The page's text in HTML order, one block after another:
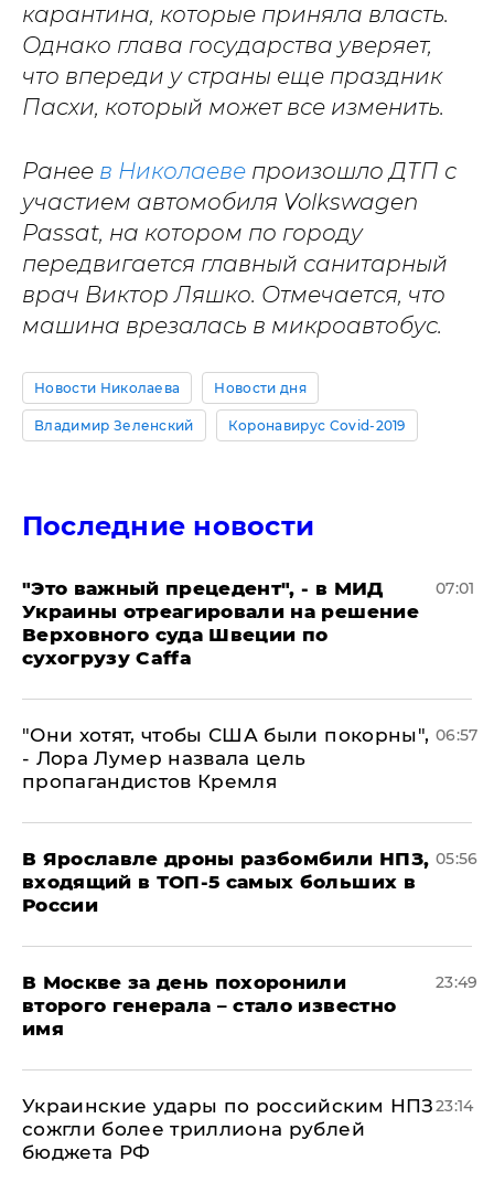
карантина, которые приняла власть.
Однако глава государства уверяет,
что впереди у страны еще праздник
Пасхи, который может все изменить.
Ранее в Николаеве произошло ДТП с
участием автомобиля Volkswagen
Passat, на котором по городу
передвигается главный санитарный
врач Виктор Ляшко. Отмечается, что
машина врезалась в микроавтобус.
Новости Николаева Новости дня
Владимир Зеленский Коронавирус Covid-2019
Последние новости
"Это важный прецедент", - в МИД
Украины отреагировали на решение
Верховного суда Швеции по
сухогрузу Caffa
07:01
"Они хотят, чтобы США были покорны",
- Лора Лумер назвала цель
пропагандистов Кремля
06:57
В Ярославле дроны разбомбили НПЗ,
входящий в ТОП-5 самых больших в
России
05:56
В Москве за день похоронили
второго генерала – стало известно
имя
23:49
Украинские удары по российским НПЗ
сожгли более триллиона рублей
бюджета РФ
23:14